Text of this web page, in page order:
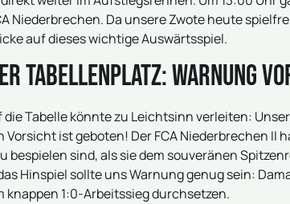
Niederbrechen. Da unsere Zwote heute
auf dieses wichtige Auswärtsspiel.
Tabellenplatz: Warnung vor
die Tabelle könnte zu Leichtsinn verleiten:
Vorsicht ist geboten! Der FCA Niederbrechen II
bespielen sind, als sie dem souveränen
Hinspiel sollte uns Warnung genug sein:
knappen 1:0-Arbeitssieg durchsetzen.